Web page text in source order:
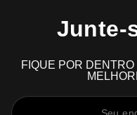
Junte-
FIQUE POR